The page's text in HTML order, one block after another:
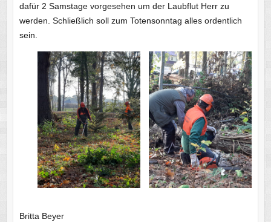
dafür 2 Samstage vorgesehen um der Laubflut Herr zu
werden. Schließlich soll zum Totensonntag alles ordentlich
sein.
Britta Beyer